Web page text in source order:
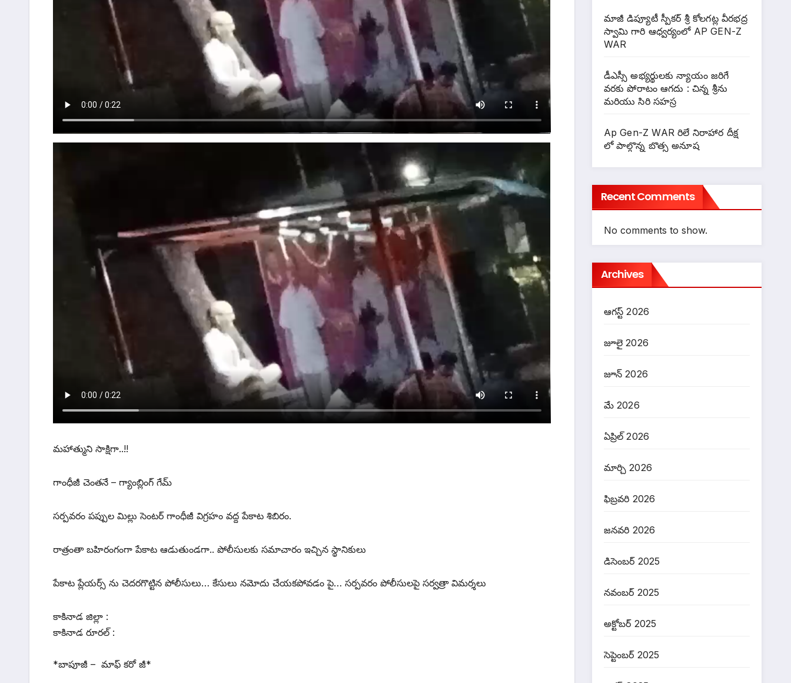
మహాత్ముని సాక్షిగా..!!
గాంధీజీ చెంతనే – గ్యాంబ్లింగ్ గేమ్
సర్పవరం పప్పుల మిల్లు సెంటర్ గాంధీజీ విగ్రహం వద్ద పేకాట శిబిరం.
రాత్రంతా బహిరంగంగా పేకాట ఆడుతుండగా.. పోలీసులకు సమాచారం ఇచ్చిన స్థానికులు
పేకాట ప్లేయర్స్ ను చెదరగొట్టిన పోలీసులు… కేసులు నమోదు చేయకపోవడం పై… సర్పవరం పోలీసులపై సర్వత్రా విమర్శలు
కాకినాడ జిల్లా :
కాకినాడ రూరల్ :
*బాపూజీ – మాఫ్ కరో జీ*
మాజీ డిప్యూటీ స్పీకర్ శ్రీ కోలగట్ల వీరభద్ర
స్వామి గారి ఆధ్వర్యంలో AP GEN-Z
WAR
డీఎస్సీ అభ్యర్థులకు న్యాయం జరిగే
వరకు పోరాటం ఆగదు : చిన్న శ్రీను
మరియు సిరి సహస్ర
Ap Gen-Z WAR రిలే నిరాహార దీక్ష
లో పాల్గొన్న బొత్స అనూష
Recent Comments
No comments to show.
Archives
ఆగస్ట్ 2026
జూలై 2026
జూన్ 2026
మే 2026
ఏప్రిల్ 2026
మార్చి 2026
ఫిబ్రవరి 2026
జనవరి 2026
డిసెంబర్ 2025
నవంబర్ 2025
అక్టోబర్ 2025
సెప్టెంబర్ 2025